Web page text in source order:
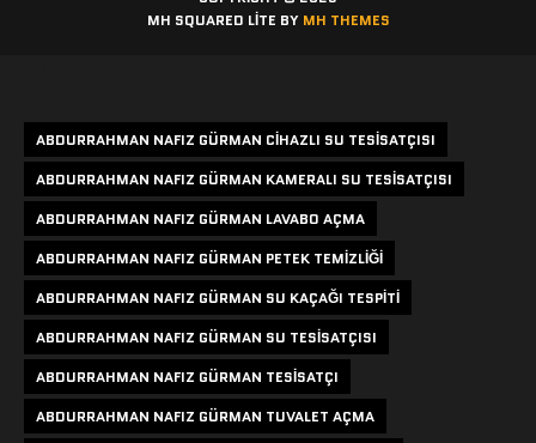
MH SQUARED LITE BY MH THEMES
ABDURRAHMAN NAFIZ GÜRMAN CIHAZLI SU TESISATÇISI
ABDURRAHMAN NAFIZ GÜRMAN KAMERALI SU TESISATÇISI
ABDURRAHMAN NAFIZ GÜRMAN LAVABO AÇMA
ABDURRAHMAN NAFIZ GÜRMAN PETEK TEMIZLIĞI
ABDURRAHMAN NAFIZ GÜRMAN SU KAÇAĞI TESPITI
ABDURRAHMAN NAFIZ GÜRMAN SU TESISATÇISI
ABDURRAHMAN NAFIZ GÜRMAN TESISATÇI
ABDURRAHMAN NAFIZ GÜRMAN TUVALET AÇMA